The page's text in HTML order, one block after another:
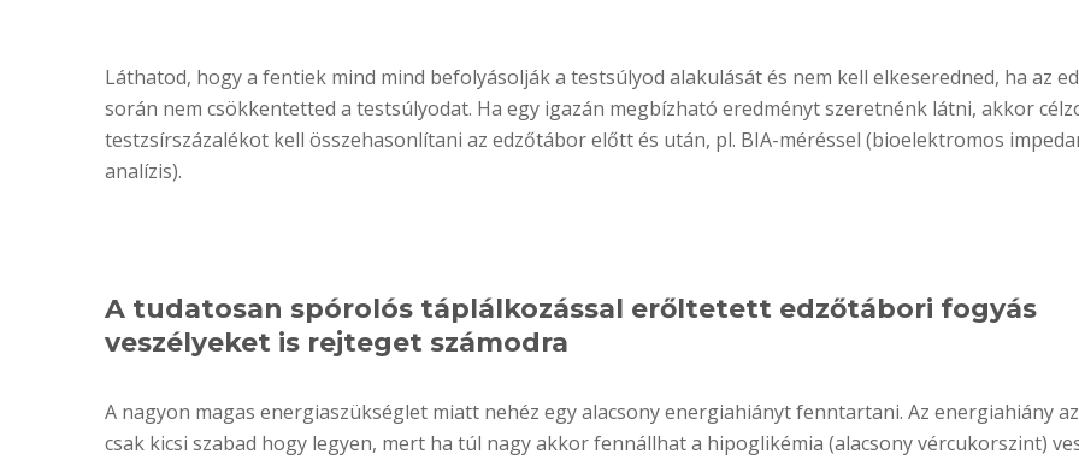
Láthatod, hogy a fentiek mind mind befolyásolják a testsúlyod alakulását és nem kell elkeseredned, ha az
során nem csökkentetted a testsúlyodat. Ha egy igazán megbízható eredményt szeretnénk látni, akkor
testzsírszázalékot kell összehasonlítani az edzőtábor előtt és után, pl. BIA-méréssel (bioelektromos
analízis).
A tudatosan spórolós táplálkozással erőltetett edzőtábori fogyás
veszélyeket is rejteget számodra
A nagyon magas energiaszükséglet miatt nehéz egy alacsony energiahiányt fenntartani. Az energiahiány
csak kicsi szabad hogy legyen, mert ha túl nagy akkor fennállhat a hipoglikémia (alacsony vércukorszint)